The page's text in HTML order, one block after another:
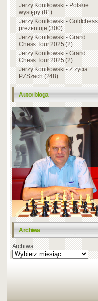
Jerzy Konikowski-Polskie
występy (81)
Jerzy Konikowski-Goldchess
prezentuje (300)
Jerzy Konikowski-Grand
Chess Tour 2025 (2)
Jerzy Konikowski-Grand
Chess Tour 2025 (2)
Jerzy Konikowski-Z życia
PZSzach (248)
Autor bloga
Archiwa
Archiwa